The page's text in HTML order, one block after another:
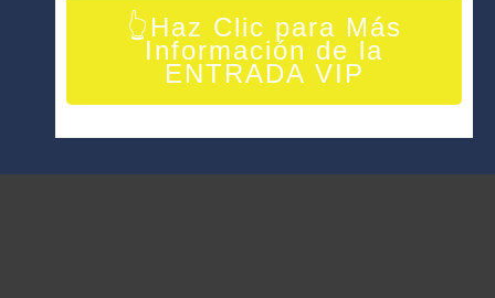
👆Haz Clic para Más
Información de la
ENTRADA VIP